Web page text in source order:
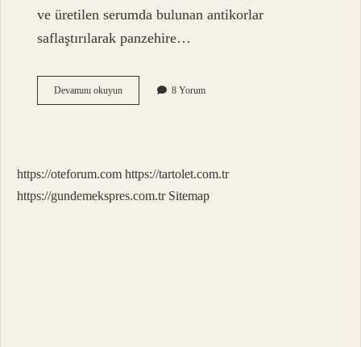
ve üretilen serumda bulunan antikorlar
saflaştırılarak panzehire…
Devamını okuyunPanzehir
Nedir
8 Yorum
https://oteforum.com https://tartolet.com.tr
https://gundemekspres.com.tr Sitemap